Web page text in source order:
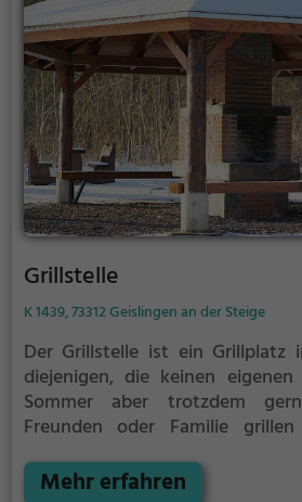
Grillstelle
K 1439, 73312 Geislingen an der Steige
Der Grillstelle ist ein Grillplatz
diejenigen, die keinen
Sommer aber trotzdem
Freunden oder Familie
Mehr erfahren